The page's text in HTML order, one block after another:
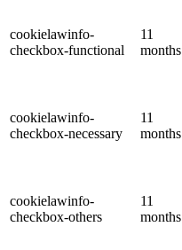
cookielawinfo-
checkbox-functional
11
months
cookielawinfo-
checkbox-necessary
11
months
cookielawinfo-
checkbox-others
11
months